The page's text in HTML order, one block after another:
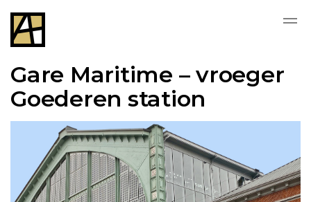
Gare Maritime – vroeger
Goederen station